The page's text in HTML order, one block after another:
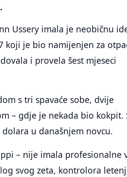
Ussery imala je neobičnu
koji je bio namijenjen za
i provela šest mjeseci
s tri spavaće sobe, dvije
– gdje je nekada bio kokpit.
u današnjem novcu.
– nije imala profesionalne
svog zeta, kontrolora